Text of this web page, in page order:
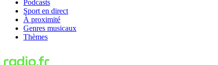
Podcasts
Sport en direct
À proximité
Genres musicaux
Thèmes